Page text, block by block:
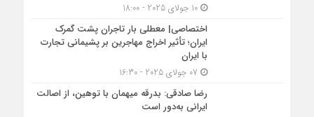
10 جولای 2025 - 18:00
اختصاصی| معطلی بار تاجران پشت گمرک
ایران؛ تأثیر اخراج مهاجرین بر پشیمانی تجارت
با ایران
رضا صادقی: بدرقه میهمان با توهین، از اصالت
ایرانی به‌دور است